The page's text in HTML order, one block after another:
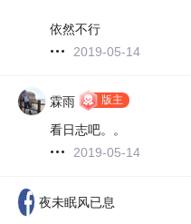
依然不行
2019-05-14
霖雨 版主
看日志吧。。
2019-05-14
夜未眠风已息